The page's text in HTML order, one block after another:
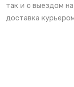
так и с выездом
доставка